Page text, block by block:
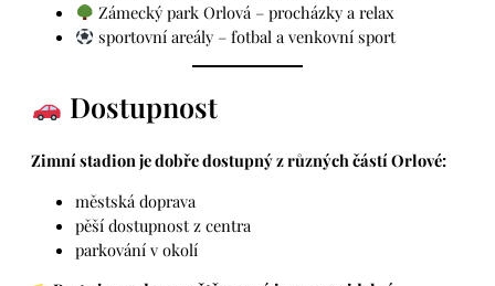
Zámecký park Orlová – procházky a relax
sportovní areály – fotbal a venkovní sport
Dostupnost
Zimní stadion je dobře dostupný z různých částí Orlové:
městská doprava
pěší dostupnost z centra
parkování v okolí